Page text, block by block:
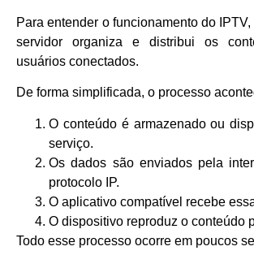
Para entender o funcionamento do
servidor organiza e distribui os
usuários conectados.
De forma simplificada, o processo
O conteúdo é armazenado ou
serviço.
Os dados são enviados pela
protocolo IP.
O aplicativo compatível recebe
O dispositivo reproduz o conteúdo
Todo esse processo ocorre em poucos